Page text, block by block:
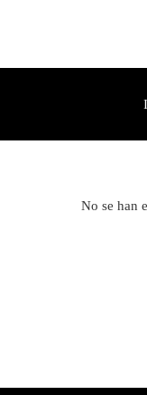
No se han